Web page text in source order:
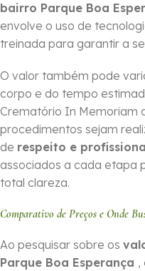
bairro Parque Boa
envolve o uso de
treinada para garantir a
O valor também pode
corpo e do tempo
Crematório In Memoriam
procedimentos sejam
de respeito e
associados a cada etapa
total clareza.
Comparativo de Preços e Onde
Ao pesquisar sobre os
Parque Boa Esperança ,